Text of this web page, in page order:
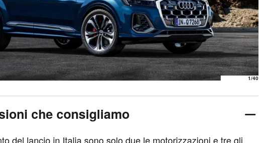
1/40
che consigliamo
del lancio in Italia sono solo due le motorizzazioni e tre gli